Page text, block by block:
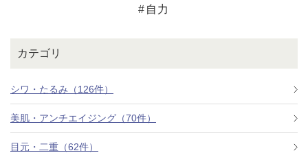
今月のおすすめメニュー
クリニックについて
#自力
カテゴリ
シワ・たるみ（126件）
美肌・アンチエイジング（70件）
目元・二重（62件）